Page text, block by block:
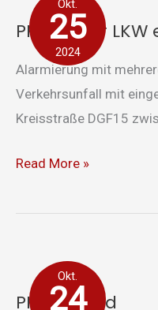
Okt.
25
2024
PKW unter
Alarmierung mit
Verkehrsunfall mit
Kreisstraße DGF15
unter
LKW
eingeklemmt
Read More »
Okt.
24
PKW-Brand
Brand